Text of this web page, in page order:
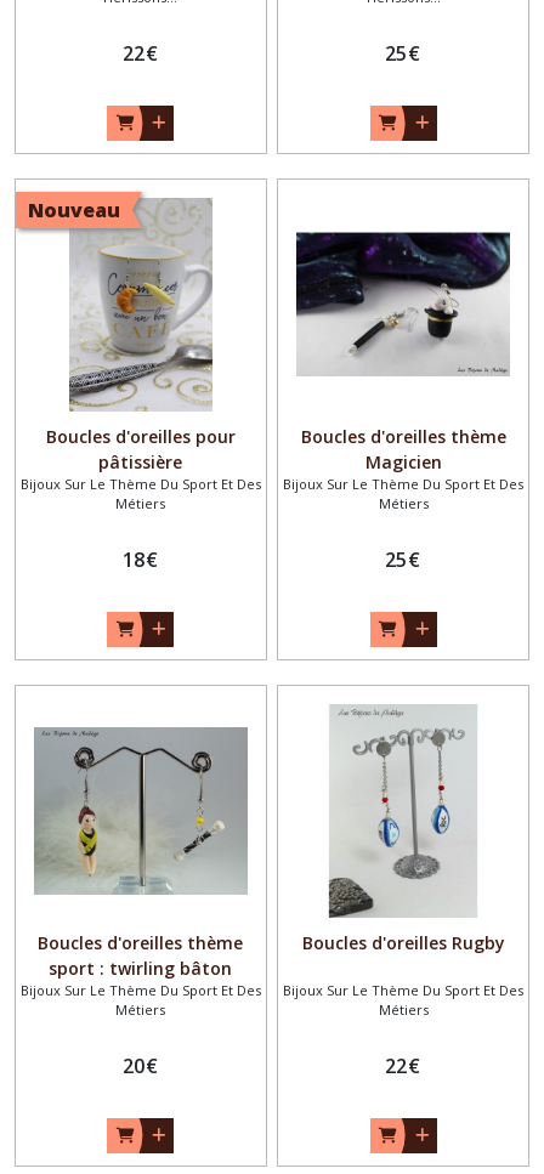
22€ 25€
Nouveau
Boucles d'oreilles pour
pâtissière
Bijoux Sur Le Thème Du Sport Et Des
Métiers
18€
Boucles d'oreilles thème
Magicien
Bijoux Sur Le Thème Du Sport Et Des
Métiers
25€
Boucles d'oreilles thème
sport : twirling bâton
Bijoux Sur Le Thème Du Sport Et Des
Métiers
20€
Boucles d'oreilles Rugby
Bijoux Sur Le Thème Du Sport Et Des
Métiers
22€